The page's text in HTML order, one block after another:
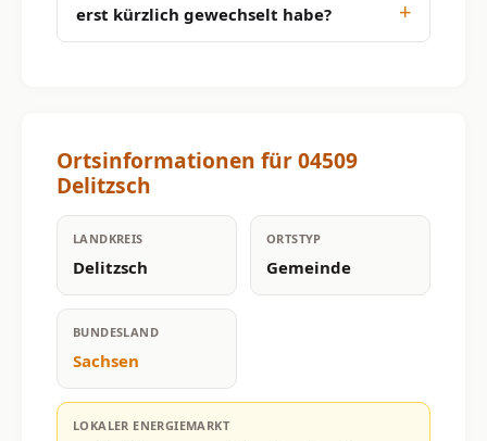
erst kürzlich gewechselt habe?
Ortsinformationen für 04509
Delitzsch
LANDKREIS
Delitzsch
ORTSTYP
Gemeinde
BUNDESLAND
Sachsen
LOKALER ENERGIEMARKT